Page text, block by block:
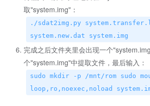
取"system.img"：
./sdat2img.py
system.new.dat system.img
完成之后文件夹里会出现一个
个"system.img"中提取文件，最后输入：
sudo mkdir -p /mnt/rom sudo
loop,ro,noexec,noload